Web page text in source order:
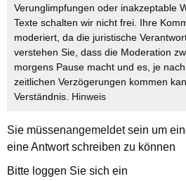
Verunglimpfungen oder inakzeptable
Texte schalten wir nicht frei. Ihre
moderiert, da die juristische
verstehen Sie, dass die Moderation
morgens Pause macht und es, je
zeitlichen Verzögerungen kommen
Verständnis. Hinweis
Sie müssenangemeldetsein um
eine Antwort schreiben zu können
Bitte loggen Sie sich ein